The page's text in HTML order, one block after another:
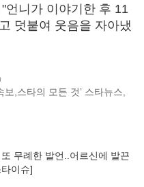
언니가 이야기한 후 11
덧붙여 웃음을 자아냈
,스타의 모든 것’ 스타뉴스,
무례한 발언..어르신에 발끈
이슈]